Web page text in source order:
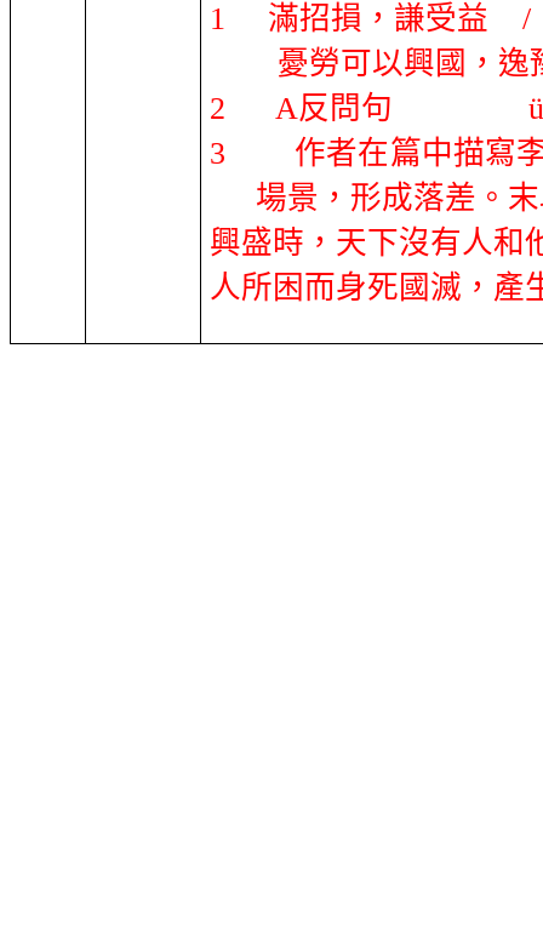
1
滿招損，謙受益
/
憂勞可以興國，逸
2
A反問句
3
作者在篇中描寫
場景，形成落差。
興盛時，天下沒有人和
人所困而身死國滅，產